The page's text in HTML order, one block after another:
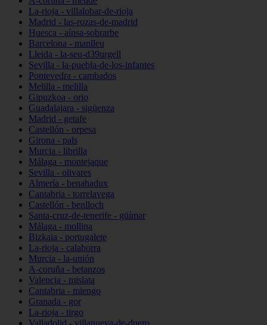
La-rioja - villalobar-de-rioja
Madrid - las-rozas-de-madrid
Huesca - aínsa-sobrarbe
Barcelona - manlleu
Lleida - la-seu-d39urgell
Sevilla - la-puebla-de-los-infantes
Pontevedra - cambados
Melilla - melilla
Gipuzkoa - orio
Guadalajara - sigüenza
Madrid - getafe
Castellón - orpesa
Girona - pals
Murcia - librilla
Málaga - montejaque
Sevilla - olivares
Almería - benahadux
Cantabria - torrelavega
Castellón - benlloch
Santa-cruz-de-tenerife - güímar
Málaga - mollina
Bizkaia - portugalete
La-rioja - calahorra
Murcia - la-unión
A-coruña - betanzos
Valencia - mislata
Cantabria - miengo
Granada - gor
La-rioja - tirgo
Valladolid - villanueva-de-duero